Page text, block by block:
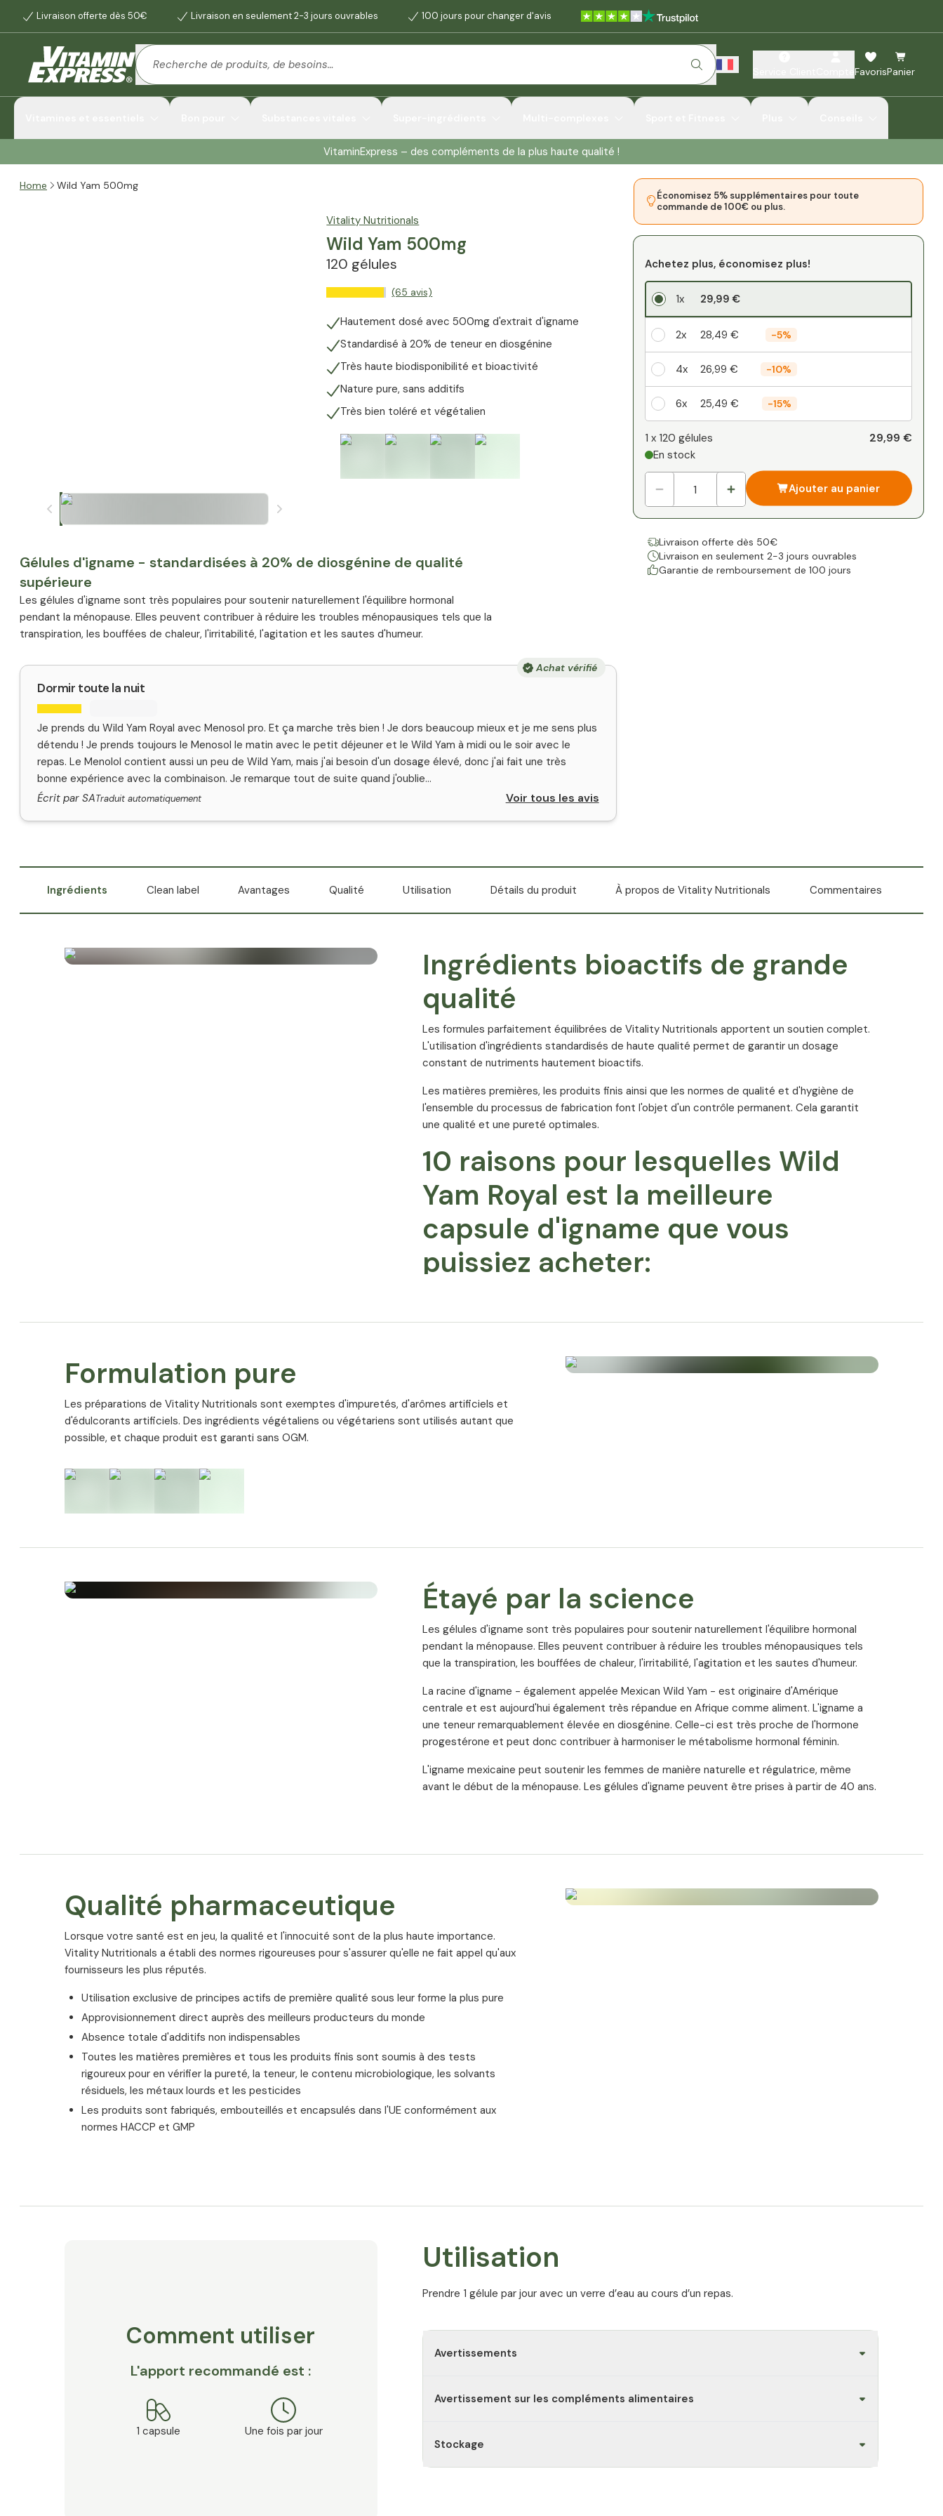
Livraison offerte dès 50€ Livraison en seulement 2-3 jours ouvrables 100 jours pour changer d'avis
FavorisPanier
VitaminExpress – des compléments de la plus haute qualité !
Home Wild Yam 500mg
Vitality Nutritionals
Wild Yam 500mg
120 gélules
(65 avis)
Hautement dosé avec 500mg d'extrait d'igname
Standardisé à 20% de teneur en diosgénine
Très haute biodisponibilité et bioactivité
Nature pure, sans additifs
Très bien toléré et végétalien
Économisez 5% supplémentaires pour toute
commande de 100€ ou plus.
Achetez plus, économisez plus!
1x 29,99 €
2x 28,49 € -5%
4x 26,99 € -10%
6x 25,49 € -15%
1x
1 x 120 gélules
En stock
29,99 €
Ajouter au panier
Livraison offerte dès 50€
Livraison en seulement 2-3 jours ouvrables
Garantie de remboursement de 100 jours
Gélules d'igname - standardisées à 20% de diosgénine de qualité
supérieure
Les gélules d'igname sont très populaires pour soutenir naturellement l'équilibre hormonal
pendant la ménopause. Elles peuvent contribuer à réduire les troubles ménopausiques tels que la
transpiration, les bouffées de chaleur, l'irritabilité, l'agitation et les sautes d'humeur.
Achat vérifié
Dormir toute la nuit
Je prends du Wild Yam Royal avec Menosol pro. Et ça marche très bien ! Je dors beaucoup mieux et je me sens plus
détendu ! Je prends toujours le Menosol le matin avec le petit déjeuner et le Wild Yam à midi ou le soir avec le
repas. Le Menolol contient aussi un peu de Wild Yam, mais j'ai besoin d'un dosage élevé, donc j'ai fait une très
bonne expérience avec la combinaison. Je remarque tout de suite quand j'oublie...
Écrit par SATraduit automatiquement Voir tous les avis
Ingrédients Clean label Avantages Qualité Utilisation Détails du produit À propos de Vitality Nutritionals Commentaires
Ingrédients bioactifs de grande
qualité
Les formules parfaitement équilibrées de Vitality Nutritionals apportent un soutien complet.
L'utilisation d'ingrédients standardisés de haute qualité permet de garantir un dosage
constant de nutriments hautement bioactifs.
Les matières premières, les produits finis ainsi que les normes de qualité et d'hygiène de
l'ensemble du processus de fabrication font l'objet d'un contrôle permanent. Cela garantit
une qualité et une pureté optimales.
10 raisons pour lesquelles Wild
Yam Royal est la meilleure
capsule d'igname que vous
puissiez acheter:
les plus élevées et est standardisé à 20% de diosgénine. Cela garantit une teneur très
Hautement dosé et bien toléré
biodisponibilité et bioactivité de la plus haute qualité et pureté
Produit par des experts
vérifier sa teneur en substances actives et sa pureté. Vous avez ainsi la certitude de
prendre une préparation à base d'igname de haute qualité.
Produit dans le respect de l'environnement
Aucun solvant n'est utilisé pour l'extraction, seulement de l'alcool et de l'eau, l'alcool
s'évaporant lors du séchage de l'extrait. Cela signifie que l'extrait d'igname contenu dans
Garanti sans allergènes ni additifs
Wild Yam Royal est exempt de stéarate de magnésium et de cellulose microcristalline. Il
est également exempt d'allergènes tels que le soja, le gluten et le lactose et ne contient
pas de colorants ni de conservateurs. Il est également garanti sans substances
génétiquement modifiées (sans OGM).
100% végétalien
Très bon rapport qualité/prix
indésirables et la très bonne tolérance garantissent un rapport qualité/prix exceptionnel.
remboursement de 100 jours. Si vous n'êtes pas satisfait du produit, il vous suffit de le
retourner et nous vous rembourserons le prix d'achat.
Ingrédients
Extrait de rhizome d’igname sauvage (Dioscorea villosa L.) avec
20 % de diosgénine; agent d’enrobage:
hydroxypropylméthylcellulose (gélule); agent de charge: gomme
arabique; antiagglomérant: cellulose.
exempt de lactose, gluten, levure, soja
exempt d'ingrédients d'origine animale
Valeurs nutritionnelles
Formulation pure
Les préparations de Vitality Nutritionals sont exemptes d'impuretés, d'arômes artificiels et
d'édulcorants artificiels. Des ingrédients végétaliens ou végétariens sont utilisés autant que
possible, et chaque produit est garanti sans OGM.
Étayé par la science
Les gélules d'igname sont très populaires pour soutenir naturellement l'équilibre hormonal
pendant la ménopause. Elles peuvent contribuer à réduire les troubles ménopausiques tels
que la transpiration, les bouffées de chaleur, l'irritabilité, l'agitation et les sautes d'humeur.
La racine d'igname - également appelée Mexican Wild Yam - est originaire d'Amérique
centrale et est aujourd'hui également très répandue en Afrique comme aliment. L'igname a
une teneur remarquablement élevée en diosgénine. Celle-ci est très proche de l'hormone
progestérone et peut donc contribuer à harmoniser le métabolisme hormonal féminin.
L'igname mexicaine peut soutenir les femmes de manière naturelle et régulatrice, même
avant le début de la ménopause. Les gélules d'igname peuvent être prises à partir de 40 ans.
Qualité pharmaceutique
Lorsque votre santé est en jeu, la qualité et l'innocuité sont de la plus haute importance.
Vitality Nutritionals a établi des normes rigoureuses pour s'assurer qu'elle ne fait appel qu'aux
fournisseurs les plus réputés.
Utilisation exclusive de principes actifs de première qualité sous leur forme la plus pure
Approvisionnement direct auprès des meilleurs producteurs du monde
Absence totale d'additifs non indispensables
Toutes les matières premières et tous les produits finis sont soumis à des tests
rigoureux pour en vérifier la pureté, la teneur, le contenu microbiologique, les solvants
résiduels, les métaux lourds et les pesticides
Les produits sont fabriqués, embouteillés et encapsulés dans l'UE conformément aux
normes HACCP et GMP
Comment utiliser
L'apport recommandé est :
1 capsule Une fois par jour
Utilisation
Prendre 1 gélule par jour avec un verre d’eau au cours d’un repas.
Avertissements
Avertissement sur les compléments alimentaires
Stockage